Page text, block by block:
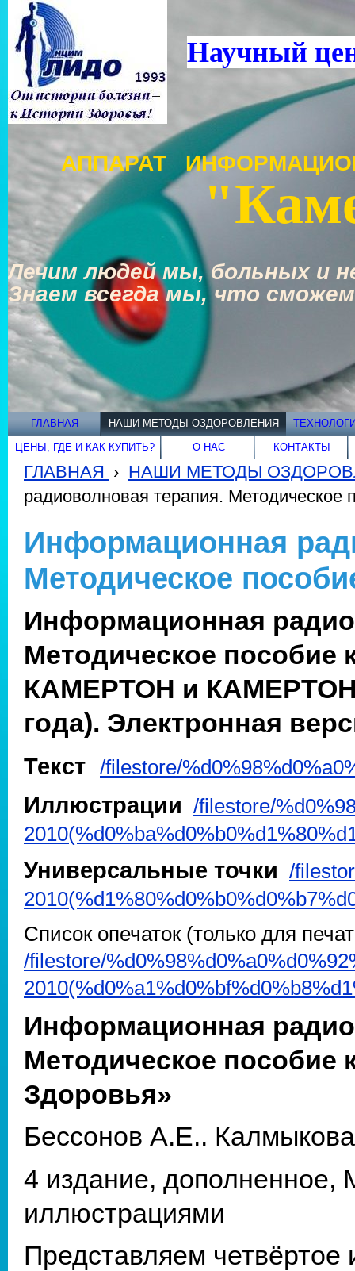
Научный
АППАРАТ
Лечим людей мы, больных и
Знаем всегда мы, что
ГЛАВНАЯ НАШИ МЕТОДЫ ОЗДОРОВЛЕНИЯ
ЦЕНЫ, ГДЕ И КАК КУПИТЬ? О НАС КОНТАКТЫ
ГЛАВНАЯ › НАШИ МЕТОДЫ
радиоволновая терапия. Методическое
Информационная
Методическое
Информационная
Методическое пособие
КАМЕРТОН и КАМЕРТОН
года). Электронная
Текст /filestore/
Иллюстрации /filestore/
Универсальные точки /
Список опечаток (только для
/filestore/
Информационная
Методическое пособие
Здоровья»
Бессонов А.Е..
4 издание, дополненное,
иллюстрациями
Представляем четвёртое